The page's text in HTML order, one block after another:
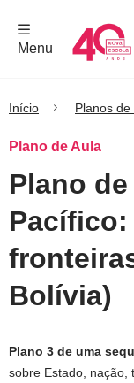
Menu
Início Planos de
Plano de Aula
Plano
Bolívia)
Plano 3 de uma
sobre Estado, nação,